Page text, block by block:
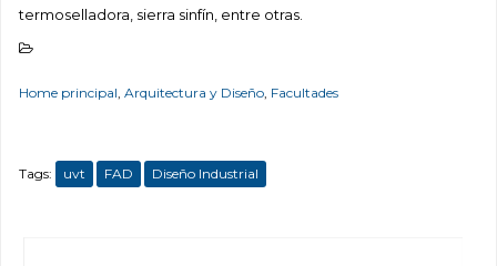
termoselladora, sierra sinfín, entre otras.
Home principal Arquitectura y Diseño Facultades
Tags: uvt FAD Diseño Industrial